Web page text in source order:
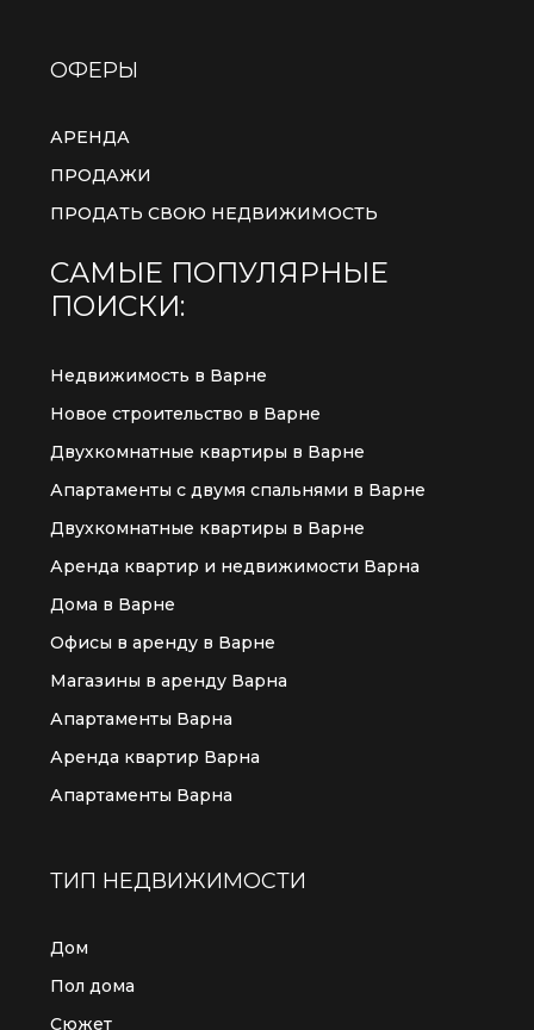
ОФЕРЫ
АРЕНДА
ПРОДАЖИ
ПРОДАТЬ СВОЮ НЕДВИЖИМОСТЬ
САМЫЕ ПОПУЛЯРНЫЕ
ПОИСКИ:
Недвижимость в Варне
Новое строительство в Варне
Двухкомнатные квартиры в Варне
Апартаменты с двумя спальнями в Варне
Двухкомнатные квартиры в Варне
Аренда квартир и недвижимости Варна
Дома в Варне
Офисы в аренду в Варне
Магазины в аренду Варна
Апартаменты Варна
Аренда квартир Варна
Апартаменты Варна
ТИП НЕДВИЖИМОСТИ
Дом
Пол дома
Сюжет